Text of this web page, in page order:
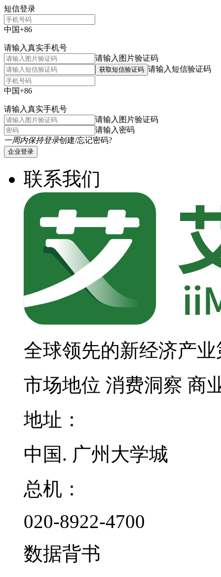
短信登录
中国+86
请输入真实手机号
请输入图片验证码
获取短信验证码 请输入短信验证码
中国+86
请输入真实手机号
请输入图片验证码
请输入密码
一周内保持登录创建/忘记密码?
企业登录
联系我们
全球领先的新经济产
市场地位 消费洞察 商
地址：
中国. 广州大学城
总机：
020-8922-4700
数据背书